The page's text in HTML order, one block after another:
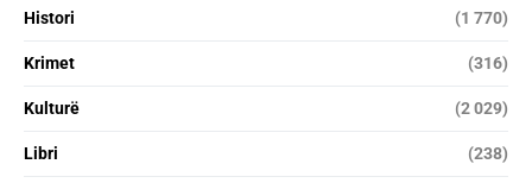
Histori (1 770)
Krimet (316)
Kulturë (2 029)
Libri (238)